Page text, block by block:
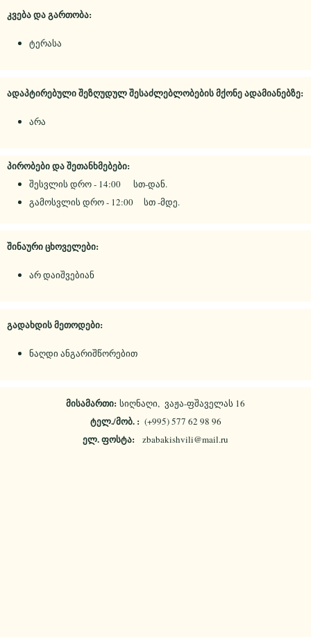
კვება და გართობა:
ტერასა
ადაპტირებული შეზღუდულ შესაძლებლობების მქონე ადამიანებზე:
არა
პირობები და შეთანხმებები:
შესვლის დრო - 14:00 სთ-დან.
გამოსვლის დრო - 12:00 სთ -მდე.
შინაური ცხოველები:
არ დაიშვებიან
გადახდის მეთოდები:
ნაღდი ანგარიშწორებით
მისამართი: სიღნაღი, ვაჟა-ფშაველას 16
ტელ./მობ. : (+995) 577 62 98 96
ელ. ფოსტა: zbabakishvili@mail.ru